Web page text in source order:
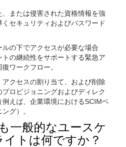
または侵害された資格情報を強
セキュリティおよびパスワード
の下でアクセスが必要な場合
の継続性をサポートする緊急ア
ワークフロー。
クセスの割り当て、および削除
ロビジョニングおよびディレク
例えば、企業環境におけるSCIMベ
グ）。
一般的なユースケ
トは何ですか？